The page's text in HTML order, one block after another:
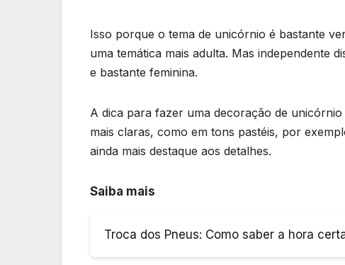
Isso porque o tema de unicórnio é bastante
uma temática mais adulta. Mas independente
e bastante feminina.
A dica para fazer uma decoração de
mais claras, como em tons pastéis, por
ainda mais destaque aos detalhes.
Saiba mais
Troca dos Pneus: Como saber a hora